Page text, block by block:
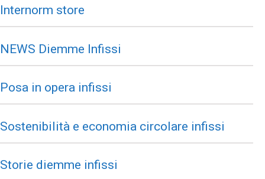
Internorm store
NEWS Diemme Infissi
Posa in opera infissi
Sostenibilità e economia circolare infissi
Storie diemme infissi